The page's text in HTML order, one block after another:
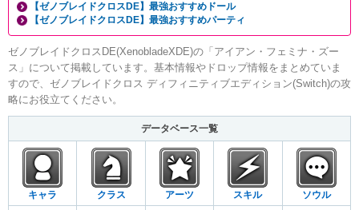
【ゼノブレイドクロスDE】最強おすすめドール
【ゼノブレイドクロスDE】最強おすすめパーティ
ゼノブレイドクロスDE(XenobladeXDE)の「アイアン・フェミナ・ズー
ス」について掲載しています。基本情報やドロップ情報をまとめていま
すので、ゼノブレイドクロス ディフィニティブエディション(Switch)の攻
略にお役立てください。
データベース一覧
キャラ クラス アーツ スキル ソウル